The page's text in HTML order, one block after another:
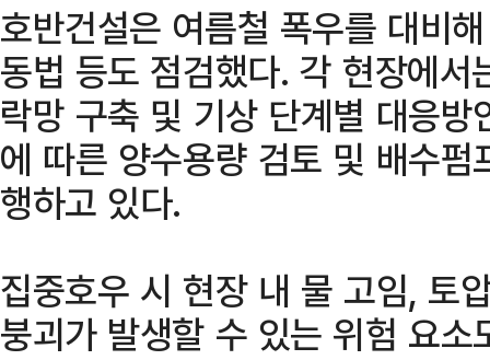
호반건설은 여름철 폭우를 대비
동법 등도 점검했다. 각 현장에
락망 구축 및 기상 단계별 대응
에 따른 양수용량 검토 및 배수
행하고 있다.
집중호우 시 현장 내 물 고임, 토
붕괴가 발생할 수 있는 위험 요